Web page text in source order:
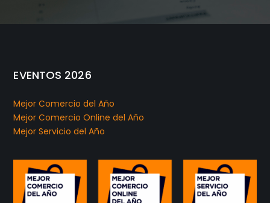
EVENTOS 2026
Mejor Comercio del Año
Mejor Comercio Online del Año
Mejor Servicio del Año